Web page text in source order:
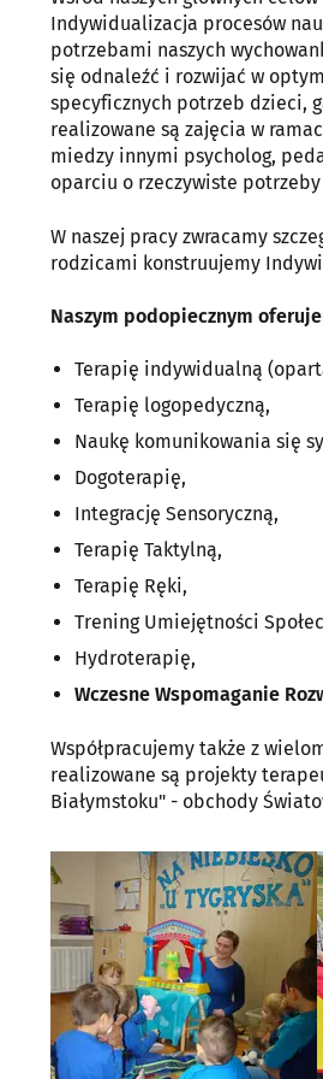
Indywidualizacja procesów
potrzebami naszych
się odnaleźć i rozwijać w
specyficznych potrzeb dzieci,
realizowane są zajęcia w
miedzy innymi psycholog,
oparciu o rzeczywiste
W naszej pracy zwracamy
rodzicami konstruujemy
Naszym podopiecznym
Terapię indywidualną
Terapię logopedyczną,
Naukę komunikowania się
Dogoterapię,
Integrację Sensoryczną,
Terapię Taktylną,
Terapię Ręki,
Trening Umiejętności
Hydroterapię,
Wczesne Wspomaganie
Współpracujemy także z
realizowane są projekty
Białymstoku" - obchody